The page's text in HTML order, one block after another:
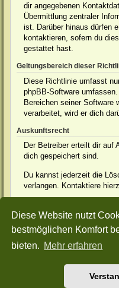
Diese Website nutzt
bestmöglichen Komfort
bieten. Mehr erfahren
dir angegebenen
Übermittlung zentraler
ist. Darüber hinaus dürfen
kontaktieren, sofern du
gestattet hast.
Geltungsbereich dieser
Diese Richtlinie umfasst
phpBB-Software
Bereichen seiner Software
verarbeitet, wird er dich
Auskunftsrecht
Der Betreiber erteilt dir auf
dich gespeichert sind.
Du kannst jederzeit die
verlangen. Kontaktiere
Sudden-Strike-Maps.de
Powered byphpBB® Forum
Style: Green-Style-Split by
Nutzungsbedingungen